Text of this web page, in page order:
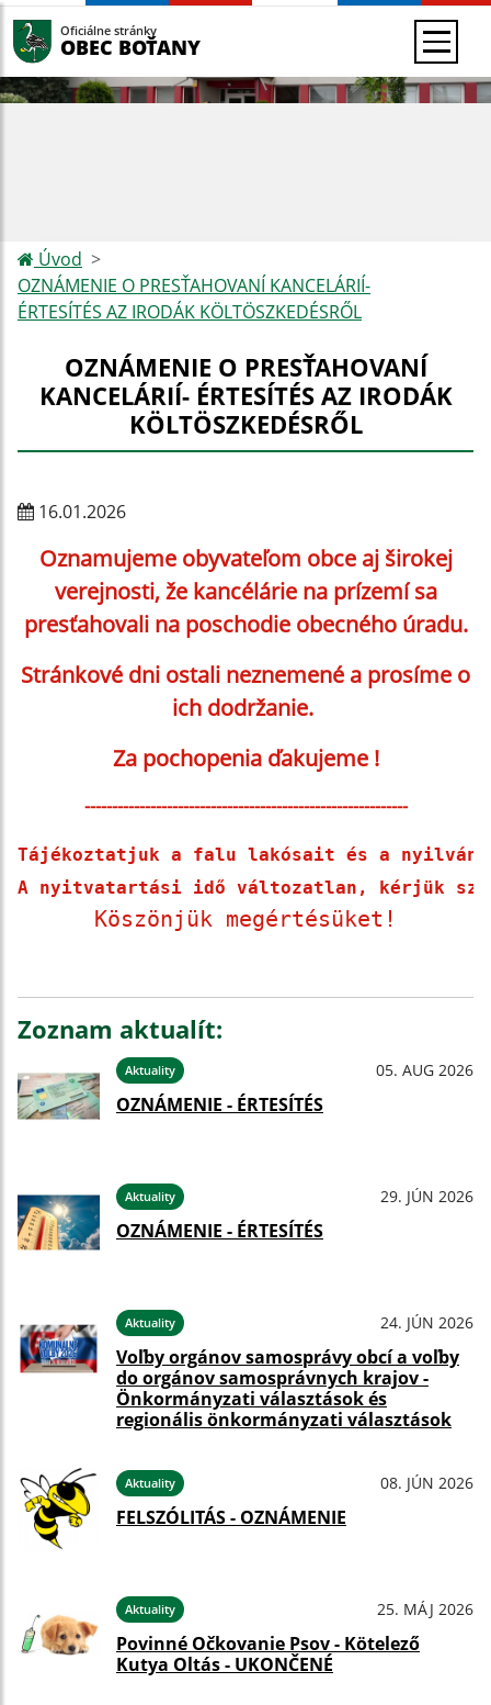
Oficiálne stránky
OBEC BOŤANY
Úvod
OZNÁMENIE O PRESŤAHOVANÍ KANCELÁRIÍ-
ÉRTESÍTÉS AZ IRODÁK KÖLTÖSZKEDÉSRŐL
OZNÁMENIE O PRESŤAHOVANÍ
KANCELÁRIÍ- ÉRTESÍTÉS AZ IRODÁK
KÖLTÖSZKEDÉSRŐL
16.01.2026
Oznamujeme obyvateľom obce aj širokej
verejnosti, že kancélárie na prízemí sa
presťahovali na poschodie obecného úradu.
Stránkové dni ostali neznemené a prosíme o
ich dodržanie.
Za pochopenia ďakujeme !
-----------------------------------------------------------
Tájékoztatjuk a falu lakósait és a
A nyitvatartási idő változatlan, kérjük
Köszönjük megértésüket!
Zoznam aktualít:
Aktuality 05. AUG 2026
OZNÁMENIE - ÉRTESÍTÉS
Aktuality 29. JÚN 2026
OZNÁMENIE - ÉRTESÍTÉS
Aktuality 24. JÚN 2026
Voľby orgánov samosprávy obcí a voľby
do orgánov samosprávnych krajov -
Önkormányzati választások és
regionális önkormányzati választások
Aktuality 08. JÚN 2026
FELSZÓLITÁS - OZNÁMENIE
Aktuality 25. MÁJ 2026
Povinné Očkovanie Psov - Kötelező
Kutya Oltás - UKONČENÉ